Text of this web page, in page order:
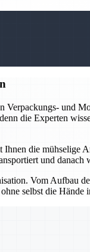
und
die Experten
die mühselige
und danach
Vom Aufbau
selbst die Hände